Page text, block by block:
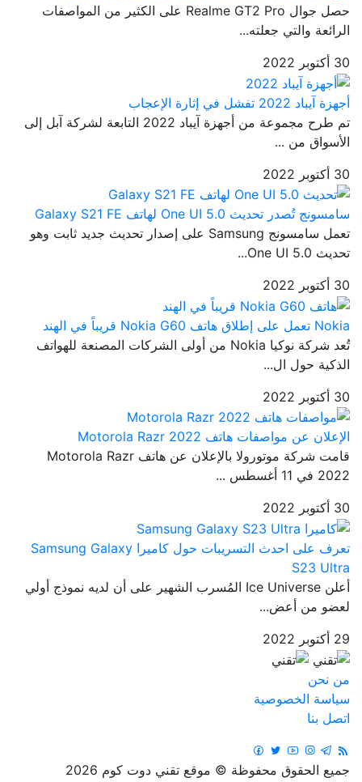
حصل جوال Realme GT2 Pro على الكثير من المواصفات
الرائعة والتي جعلته...
30 أكتوبر 2022
أجهزة آيباد 2022 تفشل في إثارة الإعجاب
تم طرح مجموعة من أجهزة آيباد 2022 التابعة لشركة آبل إلى
الأسواق من ...
30 أكتوبر 2022
سامسونج تُصدر تحديث One UI 5.0 لهاتف Galaxy S21 FE
تعمل سامسونج Samsung على إصدار تحديث جديد ثابت وهو
تحديث One UI 5.0...
30 أكتوبر 2022
Nokia تعمل على إطلاق هاتف Nokia G60 قريباً في الهند
تُعد شركة نوكيا Nokia من أولى الشركات المصنعة للهواتف
الذكية حول ال...
30 أكتوبر 2022
الإعلان عن مواصفات هاتف Motorola Razr 2022
قامت شركة موتورولا بالإعلان عن هاتف Motorola Razr
2022 في 11 أغسطس ...
30 أكتوبر 2022
تعرف على احدث التسريبات حول كاميرا Samsung Galaxy
S23 Ultra
أعلن Ice Universe المُسرب الشهير على أن لديه نموذج أولي
لعضو من أعض...
29 أكتوبر 2022
من نحن
سياسة الخصوصية
اتصل بنا
جميع الحقوق محفوظة © موقع تقني دوت كوم 2026